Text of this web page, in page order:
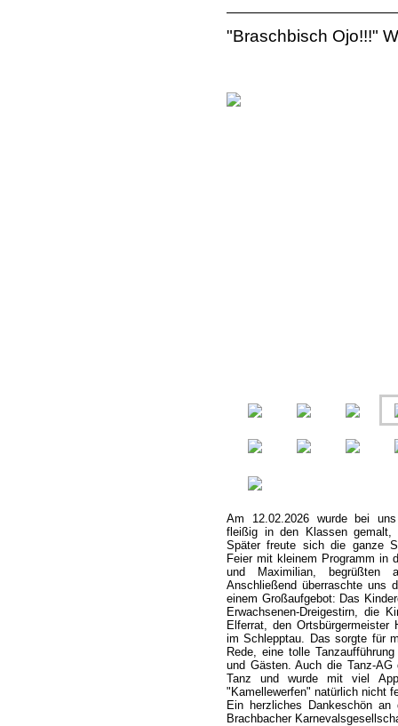
"Braschbisch Ojo!!!"
Am 12.02.2026 wurde bei
fleißig in den Klassen gemalt,
Später freute sich die ganze
Feier mit kleinem Programm in
und Maximilian,
Anschließend überraschte uns
einem Großaufgebot: Das
Erwachsenen-Dreigestirn, die
Elferrat, den
im Schlepptau. Das sorgte für
Rede, eine tolle
und Gästen. Auch die Tanz-
Tanz und wurde mit viel
"Kamellewerfen" natürlich nicht
Ein herzliches Dankeschön
Brachbacher